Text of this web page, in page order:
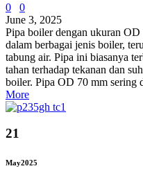
0
0
June 3, 2025
Pipa boiler dengan ukuran
dalam berbagai jenis boiler,
tabung air. Pipa ini biasanya
tahan terhadap tekanan dan
boiler. Pipa OD 70 mm sering
More
21
May2025